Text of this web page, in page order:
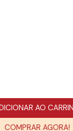
AO
COMPRAR AGORA!